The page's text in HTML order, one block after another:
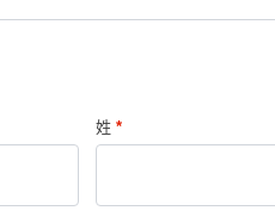
姓 *